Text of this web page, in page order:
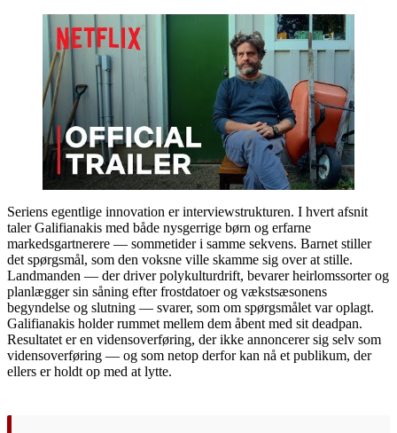
Seriens egentlige innovation er interviewstrukturen. I hvert afsnit
taler Galifianakis med både nysgerrige børn og erfarne
markedsgartnerere — sommetider i samme sekvens. Barnet stiller
det spørgsmål, som den voksne ville skamme sig over at stille.
Landmanden — der driver polykulturdrift, bevarer heirlomssorter og
planlægger sin såning efter frostdatoer og vækstsæsonens
begyndelse og slutning — svarer, som om spørgsmålet var oplagt.
Galifianakis holder rummet mellem dem åbent med sit deadpan.
Resultatet er en vidensoverføring, der ikke annoncerer sig selv som
vidensoverføring — og som netop derfor kan nå et publikum, der
ellers er holdt op med at lytte.